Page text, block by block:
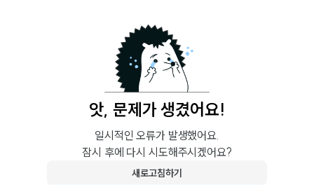
앗, 문제가 생겼어요!
일시적인 오류가 발생했어요.
잠시 후에 다시 시도해주시겠어요?
새로고침하기